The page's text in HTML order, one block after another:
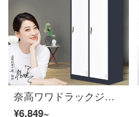
奈高ワワドラックジムの浴室従業員棚の解体二ドアワルドラック灰色
¥6,849~